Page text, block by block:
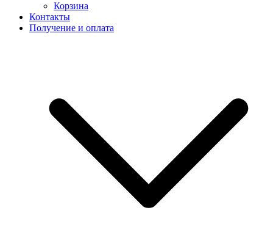
Корзина
Контакты
Получение и оплата